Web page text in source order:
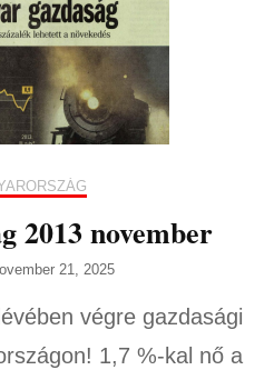
2013 november
21, 2025
végre gazdasági
1,7 %-kal nő a